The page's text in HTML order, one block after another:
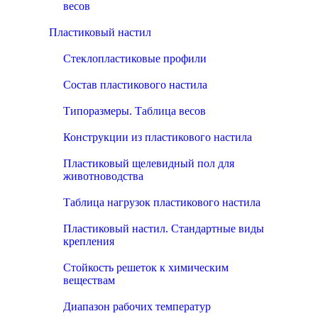
весов
Пластиковый настил
Стеклопластиковые профили
Состав пластикового настила
Типоразмеры. Таблица весов
Конструкции из пластикового настила
Пластиковый щелевидный пол для
животноводства
Таблица нагрузок пластикового настила
Пластиковый настил. Стандартные виды
крепления
Стойкость решеток к химическим
веществам
Диапазон рабочих температур